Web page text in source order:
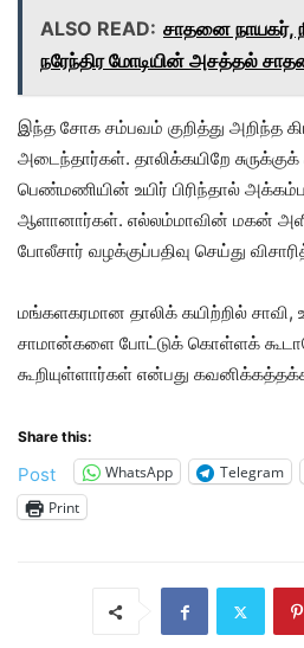
ALSO READ: சாதனை நாயகர்,
நரேந்திர மோடியின் அசத்தல்
இந்த சோக சம்பவம் குறித்து அறிந்த
அடைந்தார்கள். தாலிக்கயிறே சுருக்குக்
பெண்மணியின் உயிர் பிரிந்தால்
ஆளானார்கள். எல்லம்மாவின் மகன்
போலீசார் வழக்குப்பதிவு செய்து
மங்களகரமான தாலிக் கயிற்றில்
சாமான்களை போட்டுக் கொள்ளக்
கூறியுள்ளார்கள் என்பது
Share this:
Post WhatsApp Telegram
Print